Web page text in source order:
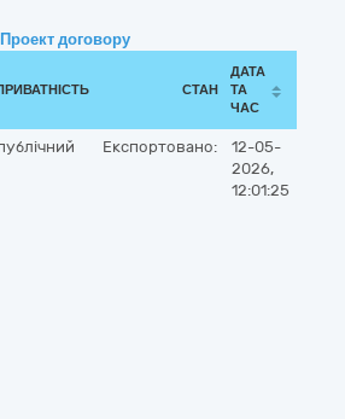
договору
СТАН
ДАТА
ТА
ЧАС
Експортовано:
12-05-
2026,
12:01:25